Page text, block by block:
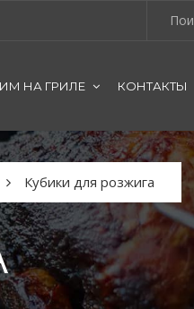
НА ГРИЛЕ КОНТАКТЫ
Кубики для розжига